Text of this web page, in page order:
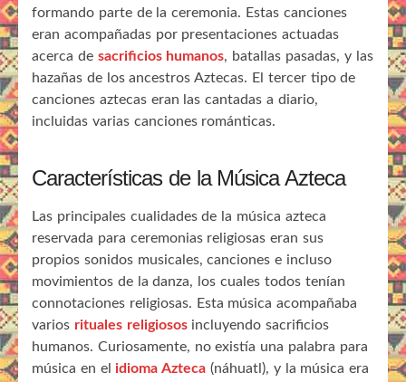
formando parte de la ceremonia. Estas canciones
eran acompañadas por presentaciones actuadas
acerca de sacrificios humanos, batallas pasadas, y las
hazañas de los ancestros Aztecas. El tercer tipo de
canciones aztecas eran las cantadas a diario,
incluidas varias canciones románticas.
Características de la Música Azteca
Las principales cualidades de la música azteca
reservada para ceremonias religiosas eran sus
propios sonidos musicales, canciones e incluso
movimientos de la danza, los cuales todos tenían
connotaciones religiosas. Esta música acompañaba
varios rituales religiososincluyendo sacrificios
humanos. Curiosamente, no existía una palabra para
música en el idioma Azteca (náhuatl), y la música era